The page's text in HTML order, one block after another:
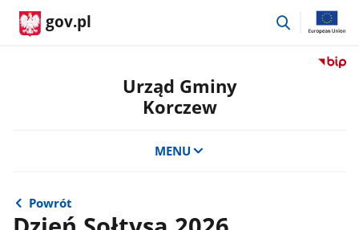
gov.pl
przejdź
Przejdź
Urząd Gminy
Korczew
MENU
Powrót